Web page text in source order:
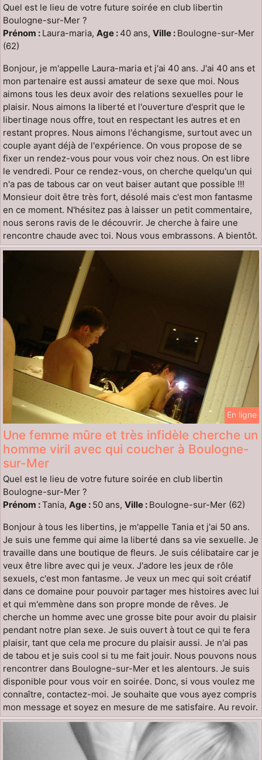
Quel est le lieu de votre future soirée en club libertin
Boulogne-sur-Mer ?
Prénom : Laura-maria, Age : 40 ans, Ville : Boulogne-sur-Mer
(62)
Bonjour, je m'appelle Laura-maria et j'ai 40 ans. J'ai 40 ans et
mon partenaire est aussi amateur de sexe que moi. Nous
aimons tous les deux avoir des relations sexuelles pour le
plaisir. Nous aimons la liberté et l'ouverture d'esprit que le
libertinage nous offre, tout en respectant les autres et en
restant propres. Nous aimons l'échangisme, surtout avec un
couple ayant déjà de l'expérience. On vous propose de se
fixer un rendez-vous pour vous voir chez nous. On est libre
le vendredi. Pour ce rendez-vous, on cherche quelqu'un qui
n'a pas de tabous car on veut baiser autant que possible !!!
Monsieur doit être très fort, désolé mais c'est mon fantasme
en ce moment. N'hésitez pas à laisser un petit commentaire,
nous serons ravis de le découvrir. Je cherche à faire une
rencontre chaude avec toi. Nous vous embrassons. A bientôt.
En ligne
Une femme mûre et très infidèle cherche un
homme viril avec qui coucher à Boulogne-
sur-Mer
Quel est le lieu de votre future soirée en club libertin
Boulogne-sur-Mer ?
Prénom :Tania, Age : 50 ans, Ville : Boulogne-sur-Mer (62)
Bonjour à tous les libertins, je m'appelle Tania et j'ai 50 ans.
Je suis une femme qui aime la liberté dans sa vie sexuelle. Je
travaille dans une boutique de fleurs. Je suis célibataire car je
veux être libre avec qui je veux. J'adore les jeux de rôle
sexuels, c'est mon fantasme. Je veux un mec qui soit créatif
dans ce domaine pour pouvoir partager mes histoires avec lui
et qui m'emmène dans son propre monde de rêves. Je
cherche un homme avec une grosse bite pour avoir du plaisir
pendant notre plan sexe. Je suis ouvert à tout ce qui te fera
plaisir, tant que cela me procure du plaisir aussi. Je n'ai pas
de tabou et je suis cool si tu me fait jouir. Nous pouvons nous
rencontrer dans Boulogne-sur-Mer et les alentours. Je suis
disponible pour vous voir en soirée. Donc, si vous voulez me
connaître, contactez-moi. Je souhaite que vous ayez compris
mon message et soyez en mesure de me satisfaire. Au revoir.